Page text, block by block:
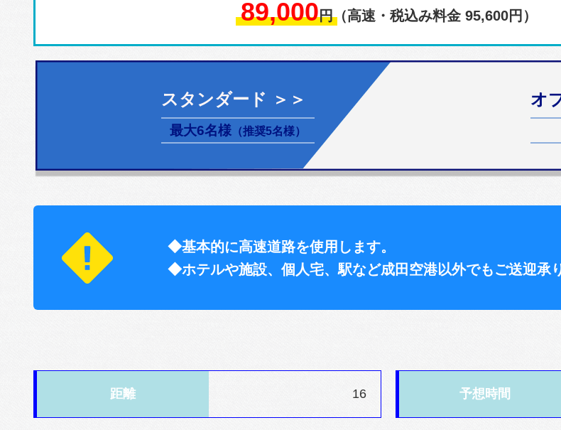
89,000円（高速・税込み料金 95,600円）
スタンダード ＞＞
最大6名様 （推奨5名様）
オ
◆基本的に高速道路を使用します。
◆ホテルや施設、個人宅、駅など成田空港以外でもご送迎承
距離 16 予想時間